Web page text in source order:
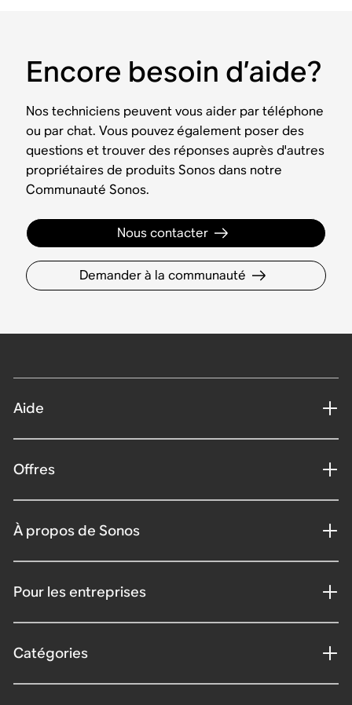
Encore besoin d’aide?
Nos techniciens peuvent vous aider par téléphone
ou par chat. Vous pouvez également poser des
questions et trouver des réponses auprès d'autres
propriétaires de produits Sonos dans notre
Communauté Sonos.
Nous contacter
Demander à la communauté
Aide
Offres
À propos de Sonos
Pour les entreprises
Catégories